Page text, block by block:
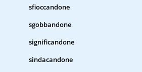
sfioccandone
sgobbandone
significandone
sindacandone